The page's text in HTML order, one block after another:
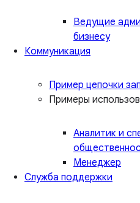
Ведущие
бизнесу
Коммуникация
Пример цепочки
Примеры
Аналитик и
Менеджер
Служба поддержки